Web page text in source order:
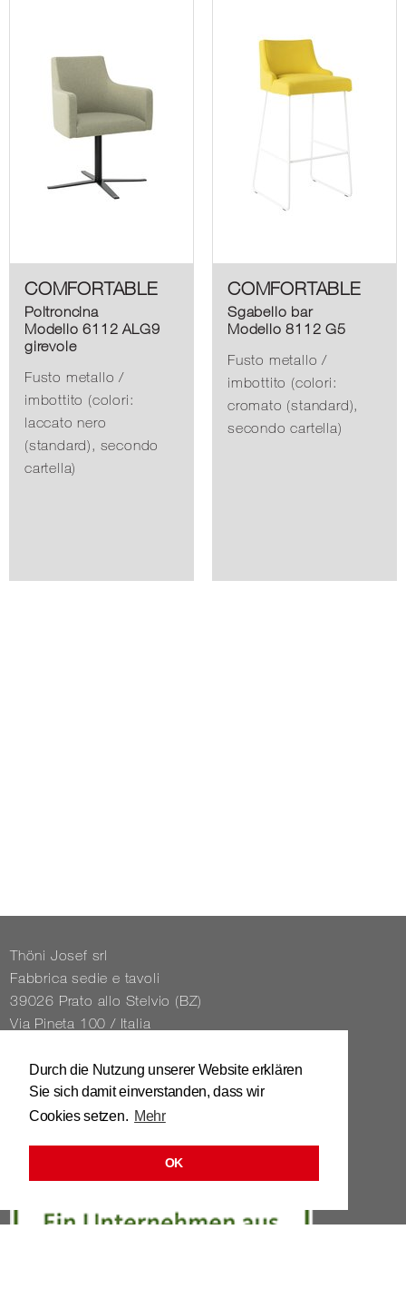
Durch die Nutzung unserer Website erklären
Sie sich damit einverstanden, dass wir
Cookies setzen. Mehr
OK
COMFORTABLE
Poltroncina
Modello 6112 ALG9
girevole
Fusto metallo /
imbottito (colori:
laccato nero
(standard), secondo
cartella)
COMFORTABLE
Sgabello bar
Modello 8112 G5
Fusto metallo /
imbottito (colori:
cromato (standard),
secondo cartella)
Thöni Josef srl
Fabbrica sedie e tavoli
39026 Prato allo Stelvio (BZ)
Via Pineta 100 / Italia
Tel. 0039 / 0473 / 61 62 43
info@​stuhl.​it